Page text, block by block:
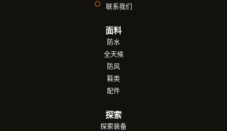
联系我们
面料
防水
全天候
防风
鞋类
配件
探索
探索装备